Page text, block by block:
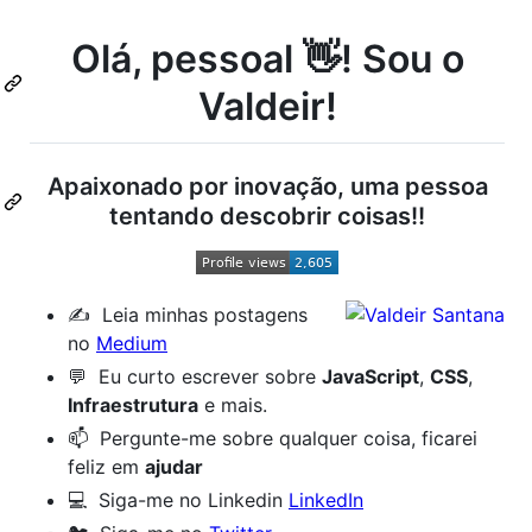
Olá, pessoal 👋! Sou o
Valdeir!
Apaixonado por inovação, uma pessoa
tentando descobrir coisas!!
✍️ Leia minhas postagens
no Medium
💬 Eu curto escrever sobre JavaScript, CSS,
Infraestrutura e mais.
📫 Pergunte-me sobre qualquer coisa, ficarei
feliz em ajudar
💻 Siga-me no Linkedin LinkedIn